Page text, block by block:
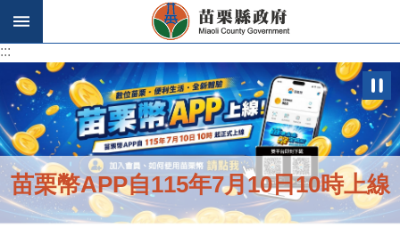
跳到主要內容區塊
:::
苗栗幣APP自115年7月10日10時上線